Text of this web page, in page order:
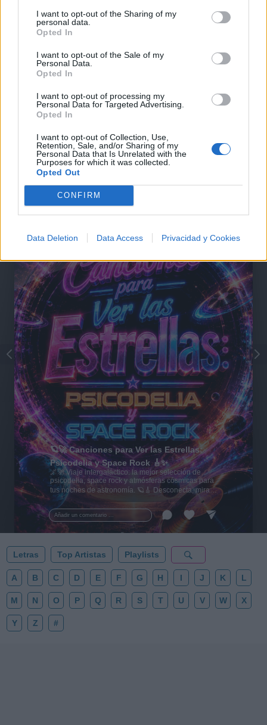
I want to opt-out of the Sharing of my
personal data.
Opted In
I want to opt-out of the Sale of my
Personal Data.
Opted In
I want to opt-out of processing my
Personal Data for Targeted Advertising.
Opted In
I want to opt-out of Collection, Use,
Retention, Sale, and/or Sharing of my
Personal Data that Is Unrelated with the
Purposes for which it was collected.
Opted Out
CONFIRM
Data Deletion Data Access Privacidad y Cookies
Comentar Letra
Comenta o pregunta lo que desees sobre 3 Feet
Smaller o 'Declared Void'
Comentar
Añadir un comentario ...
🪐🚀 Canciones para Ver las Estrellas:
Psicodelia y Space Rock 🎸✨
🌌🚀 Viaje intergaláctico: la mejor selección de
psicodelia, space rock y atmósferas cósmicas para
tus noches de astronomía. 🪐🎸 Desconecta, mira
al firmamento y siente la gravedad cero. 💾 ¡Guarda
esta colección para tu próxima noche estrellada!
✨⭐
Letras Top Artistas Playlists
A B C D E F G H I J K L
M N O P Q R S T U V W X
Y Z #